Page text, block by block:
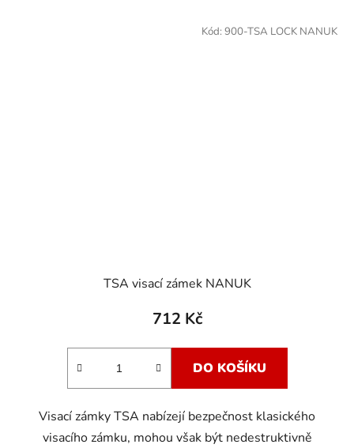
TSA visací zámek NANUK
712 Kč
DO KOŠÍKU
Visací zámky TSA nabízejí bezpečnost klasického
visacího zámku, mohou však být nedestruktivně
Kód: 900-TSA LOCK NANUK